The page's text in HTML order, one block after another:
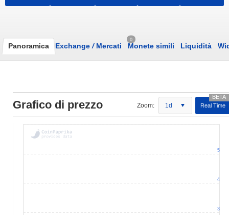
Panoramica Exchange /Mercati
0
Monete simili Liquidità
Grafico di prezzo Zoom: 1d Real Time
3
4
5